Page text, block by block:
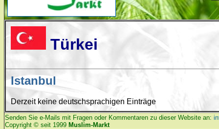
Türkei
Istanbul
Derzeit keine deutschsprachigen Einträge
Senden Sie e-Mails mit Fragen oder Kommentaren zu dieser Website an:
Copyright © seit 1999 Muslim-Markt